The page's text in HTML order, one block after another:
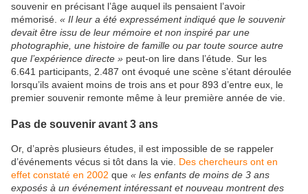
souvenir en précisant l’âge auquel ils pensaient l’avoir
mémorisé. « Il leur a été expressément indiqué que le souvenir
devait être issu de leur mémoire et non inspiré par une
photographie, une histoire de famille ou par toute source autre
que l’expérience directe » peut-on lire dans l’étude. Sur les
6.641 participants, 2.487 ont évoqué une scène s’étant déroulée
lorsqu’ils avaient moins de trois ans et pour 893 d’entre eux, le
premier souvenir remonte même à leur première année de vie.
Pas de souvenir avant 3 ans
Or, d’après plusieurs études, il est impossible de se rappeler
d’événements vécus si tôt dans la vie. Des chercheurs ont en
effet constaté en 2002 que « les enfants de moins de 3 ans
exposés à un événement intéressant et nouveau montrent des